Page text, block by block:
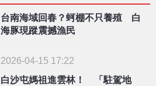
台南海域回春？蚵棚不只養殖 白
海豚現蹤震撼漁民
2026-04-15 17:22
白沙屯媽祖進雲林！ 「駐駕地